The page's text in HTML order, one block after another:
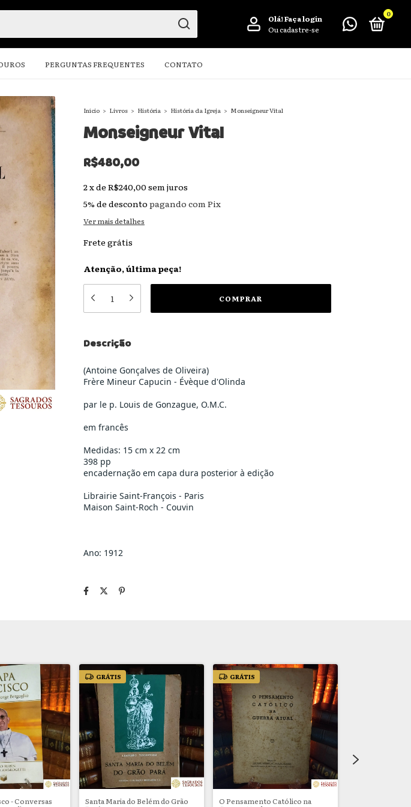
Olá!Faça login
Ou cadastre-se
0
PERGUNTAS FREQUENTES CONTATO
Início > Livros > História > História da Igreja > Monseigneur Vital
Monseigneur Vital
R$480,00
2xde R$240,00 sem juros
5% de desconto pagando com Pix
Ver mais detalhes
Frete grátis
Atenção, última peça!
Descrição
(Antoine Gonçalves de Oliveira)
Frère Mineur Capucin - Évèque d'Olinda
par le p. Louis de Gonzague, O.M.C.
em francês
Medidas: 15 cm x 22 cm
398 pp
encadernação em capa dura posterior à edição
Librairie Saint-François - Paris
Maison Saint-Roch - Couvin
Ano: 1912
- Conversas
GRÁTIS
Santa Maria do Belém do Grão
GRÁTIS
O Pensamento Católico na